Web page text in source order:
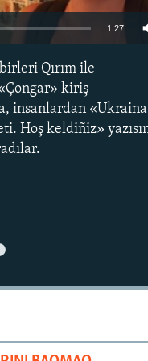
1:27
Qırım ile
kiriş
insanlardan
Hoş keldiñiz»